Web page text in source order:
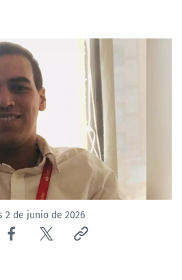
2 de junio de 2026